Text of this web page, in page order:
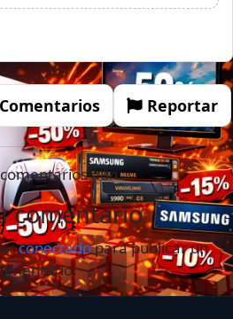
Reportar
aún.
comentario
conectadopara publicar un